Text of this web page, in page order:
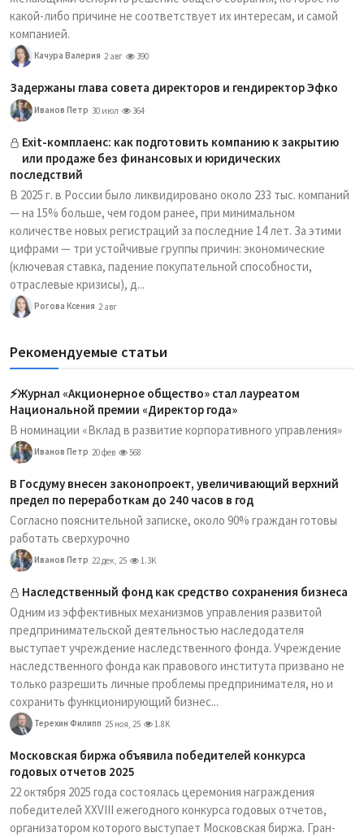
какой-либо причине не соответствует их интересам, и самой
компанией.
Качура Валерия 2 авг 390
Задержаны глава совета директоров и гендиректор Эфко
Иванов Петр 30 июл 364
Exit-комплаенс: как подготовить компанию к закрытию
или продаже без финансовых и юридических
последствий
В 2025 г. в России было ликвидировано около 233 тыс. компаний
— на 15% больше, чем годом ранее, при минимальном
количестве новых регистраций за последние 14 лет. За этими
цифрами — три устойчивые группы причин: экономические
(ключевая ставка, падение покупательной способности,
отраслевые кризисы), д...
Рогова Ксения 2 авг
Рекомендуемые статьи
⚡️Журнал «Акционерное общество» стал лауреатом
Национальной премии «Директор года»
В номинации «Вклад в развитие корпоративного управления»
Иванов Петр 20 фев 568
В Госдуму внесен законопроект, увеличивающий верхний
предел по переработкам до 240 часов в год
Согласно пояснительной записке, около 90% граждан готовы
работать сверхурочно
Иванов Петр 22 дек, 25 1.3K
Наследственный фонд как средство сохранения бизнеса
Одним из эффективных механизмов управления развитой
предпринимательской деятельностью наследодателя
выступает учреждение наследственного фонда. Учреждение
наследственного фонда как правового института призвано не
только разрешить личные проблемы предпринимателя, но и
сохранить функционирующий бизнес...
Терехин Филипп 25 ноя, 25 1.8K
Московская биржа объявила победителей конкурса
годовых отчетов 2025
22 октября 2025 года состоялась церемония награждения
победителей XXVIII ежегодного конкурса годовых отчетов,
организатором которого выступает Московская биржа. Гран-